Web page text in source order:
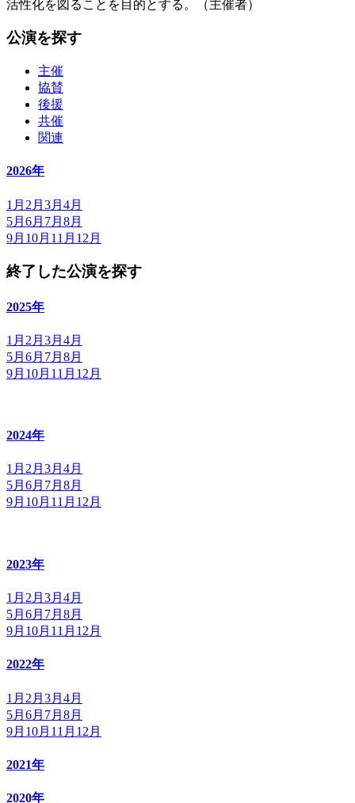
活性化を図ることを目的とする。（主催者）
公演を探す
主催
協賛
後援
共催
関連
2026年
1月 2月 3月 4月
5月 6月 7月 8月
9月 10月 11月 12月
終了した公演を探す
2025年
1月 2月 3月 4月
5月 6月 7月 8月
9月 10月 11月 12月
2024年
1月 2月 3月 4月
5月 6月 7月 8月
9月 10月 11月 12月
2023年
1月 2月 3月 4月
5月 6月 7月 8月
9月 10月 11月 12月
2022年
1月 2月 3月 4月
5月 6月 7月 8月
9月 10月 11月 12月
2021年
2020年